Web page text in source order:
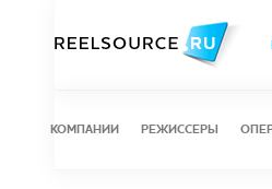
КОМПАНИИ РЕЖИССЕРЫ